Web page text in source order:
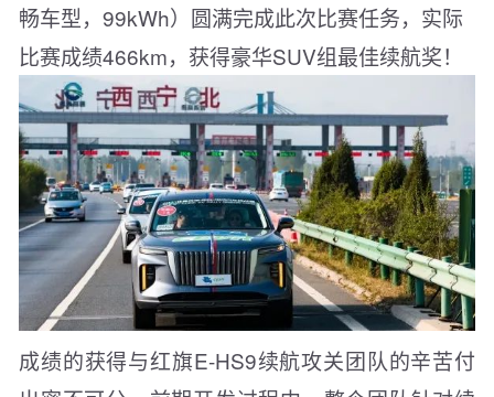
畅车型，99kWh）圆满完成此次比赛任务，实际
比赛成绩466km，获得豪华SUV组最佳续航奖！
成绩的获得与红旗E-HS9续航攻关团队的辛苦付